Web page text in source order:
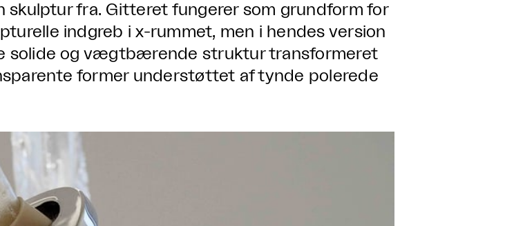
skulptur fra. Gitteret fungerer som grundform for
indgreb i x-rummet, men i hendes version
solide og vægtbærende struktur transformeret
former understøttet af tynde polerede